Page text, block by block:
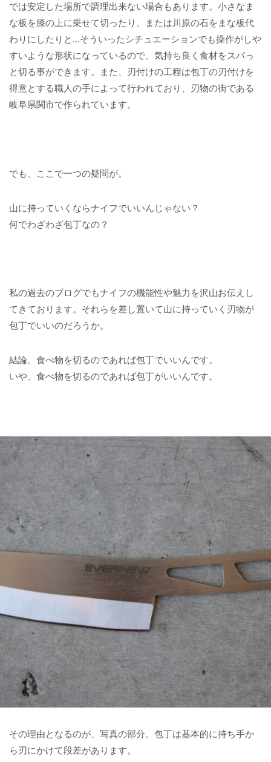
では安定した場所で調理出来ない場合もあります。小さなま
な板を膝の上に乗せて切ったり、または川原の石をまな板代
わりにしたりと…そういったシチュエーションでも操作がしや
すいような形状になっているので、気持ち良く食材をスパっ
と切る事ができます。また、刃付けの工程は包丁の刃付けを
得意とする職人の手によって行われており、刃物の街である
岐阜県関市で作られています。
でも、ここで一つの疑問が。
山に持っていくならナイフでいいんじゃない？
何でわざわざ包丁なの？
私の過去のブログでもナイフの機能性や魅力を沢山お伝えし
てきております。それらを差し置いて山に持っていく刃物が
包丁でいいのだろうか。
結論。食べ物を切るのであれば包丁でいいんです。
いや、食べ物を切るのであれば包丁がいいんです。
その理由となるのが、写真の部分。包丁は基本的に持ち手か
ら刃にかけて段差があります。